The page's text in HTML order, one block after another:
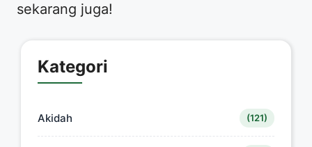
sekarang juga!
Kategori
Akidah (121)